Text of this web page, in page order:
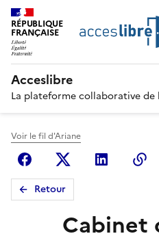
RÉPUBLIQUE
FRANÇAISE
Acceslibre
La plateforme collaborative de
Voir le fil d'Ariane
FacebookX Linkedin
Retour
Cabinet